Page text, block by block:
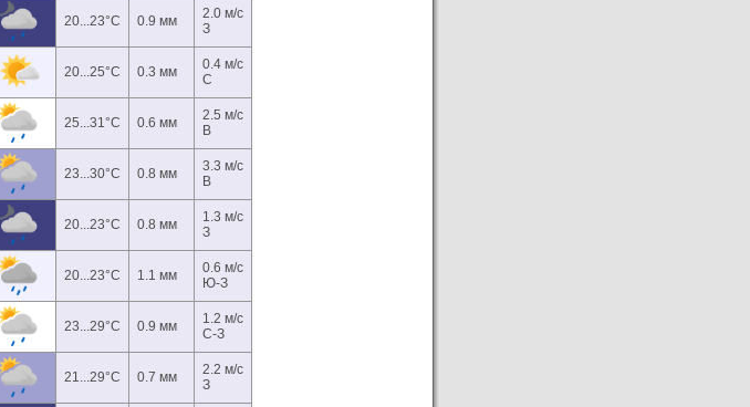
20...23°C 0.9 мм
2.0 м/с
З
20...25°C 0.3 мм
0.4 м/с
С
25...31°C 0.6 мм
2.5 м/с
В
23...30°C 0.8 мм
3.3 м/с
В
20...23°C 0.8 мм
1.3 м/с
З
20...23°C 1.1 мм
0.6 м/с
Ю-З
23...29°C 0.9 мм
1.2 м/с
С-З
21...29°C 0.7 мм
2.2 м/с
З